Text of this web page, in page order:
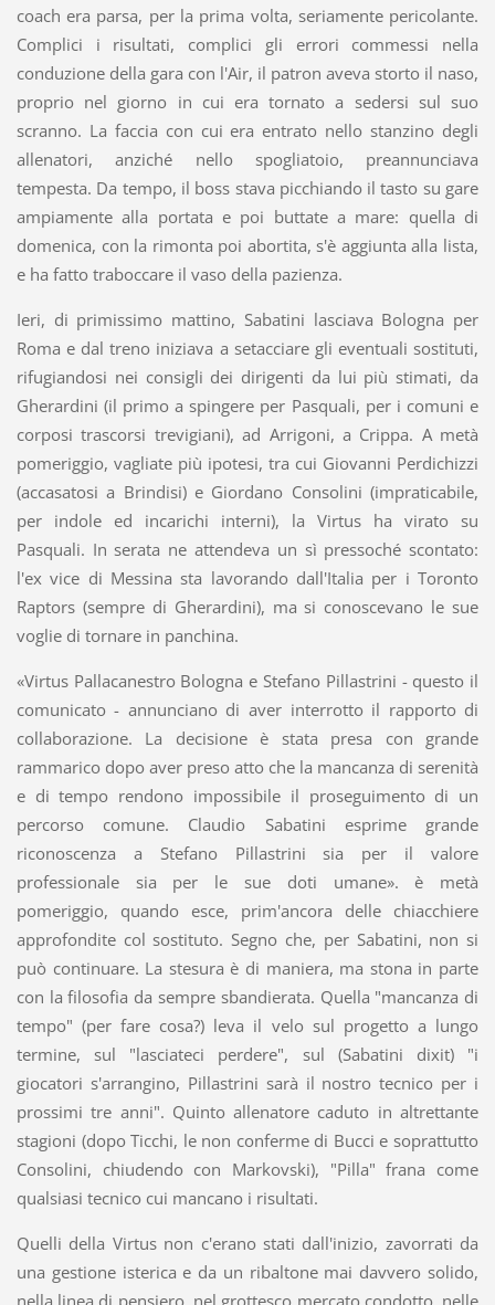
coach era parsa, per la prima volta, seriamente pericolante.
Complici i risultati, complici gli errori commessi nella
conduzione della gara con l'Air, il patron aveva storto il naso,
proprio nel giorno in cui era tornato a sedersi sul suo
scranno. La faccia con cui era entrato nello stanzino degli
allenatori, anziché nello spogliatoio, preannunciava
tempesta. Da tempo, il boss stava picchiando il tasto su gare
ampiamente alla portata e poi buttate a mare: quella di
domenica, con la rimonta poi abortita, s'è aggiunta alla lista,
e ha fatto traboccare il vaso della pazienza.
Ieri, di primissimo mattino, Sabatini lasciava Bologna per
Roma e dal treno iniziava a setacciare gli eventuali sostituti,
rifugiandosi nei consigli dei dirigenti da lui più stimati, da
Gherardini (il primo a spingere per Pasquali, per i comuni e
corposi trascorsi trevigiani), ad Arrigoni, a Crippa. A metà
pomeriggio, vagliate più ipotesi, tra cui Giovanni Perdichizzi
(accasatosi a Brindisi) e Giordano Consolini (impraticabile,
per indole ed incarichi interni), la Virtus ha virato su
Pasquali. In serata ne attendeva un sì pressoché scontato:
l'ex vice di Messina sta lavorando dall'Italia per i Toronto
Raptors (sempre di Gherardini), ma si conoscevano le sue
voglie di tornare in panchina.
«Virtus Pallacanestro Bologna e Stefano Pillastrini - questo il
comunicato - annunciano di aver interrotto il rapporto di
collaborazione. La decisione è stata presa con grande
rammarico dopo aver preso atto che la mancanza di serenità
e di tempo rendono impossibile il proseguimento di un
percorso comune. Claudio Sabatini esprime grande
riconoscenza a Stefano Pillastrini sia per il valore
professionale sia per le sue doti umane». è metà
pomeriggio, quando esce, prim'ancora delle chiacchiere
approfondite col sostituto. Segno che, per Sabatini, non si
può continuare. La stesura è di maniera, ma stona in parte
con la filosofia da sempre sbandierata. Quella "mancanza di
tempo" (per fare cosa?) leva il velo sul progetto a lungo
termine, sul "lasciateci perdere", sul (Sabatini dixit) "i
giocatori s'arrangino, Pillastrini sarà il nostro tecnico per i
prossimi tre anni". Quinto allenatore caduto in altrettante
stagioni (dopo Ticchi, le non conferme di Bucci e soprattutto
Consolini, chiudendo con Markovski), "Pilla" frana come
qualsiasi tecnico cui mancano i risultati.
Quelli della Virtus non c'erano stati dall'inizio, zavorrati da
una gestione isterica e da un ribaltone mai davvero solido,